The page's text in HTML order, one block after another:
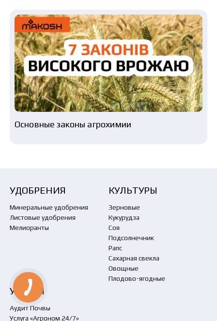
Основные законы агрохимии
УДОБРЕНИЯ
Минеральные удобрения
Листовые удобрения
Мелиоранты
КУЛЬТУРЫ
Зерновые
Кукурудза
Соя
Подсолнечник
Рапс
Сахарная свекла
Овощные
Плодово-ягодные
УСЛУГИ
Аудит Почвы
Услуга «Агроном 24/7»